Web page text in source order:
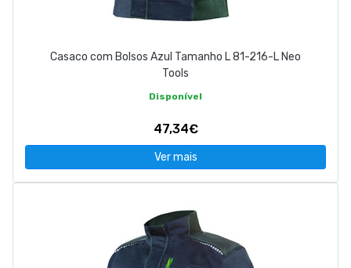
Casaco com Bolsos Azul Tamanho L 81-216-L Neo
Tools
Disponível
47,34€
Ver mais